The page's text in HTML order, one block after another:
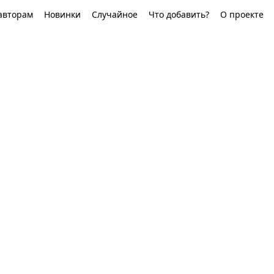
Новинки Случайное Что добавить? О проекте